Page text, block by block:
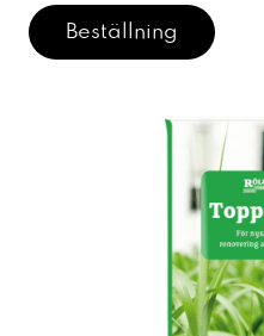
Beställning